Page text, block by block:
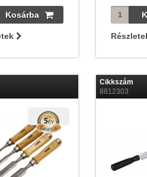
Cikkszám
8812303